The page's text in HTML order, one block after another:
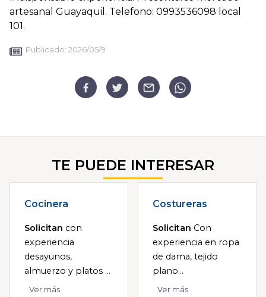
artesanal Guayaquil. Telefono: 0993536098 local
101.
Publicado: 2026/05/9
TE PUEDE INTERESAR
Cocinera
Solicitan con
experiencia
desayunos,
almuerzo y platos ...
Ver más
Costureras
Solicitan Con
experiencia en ropa
de dama, tejido
plano...
Ver más